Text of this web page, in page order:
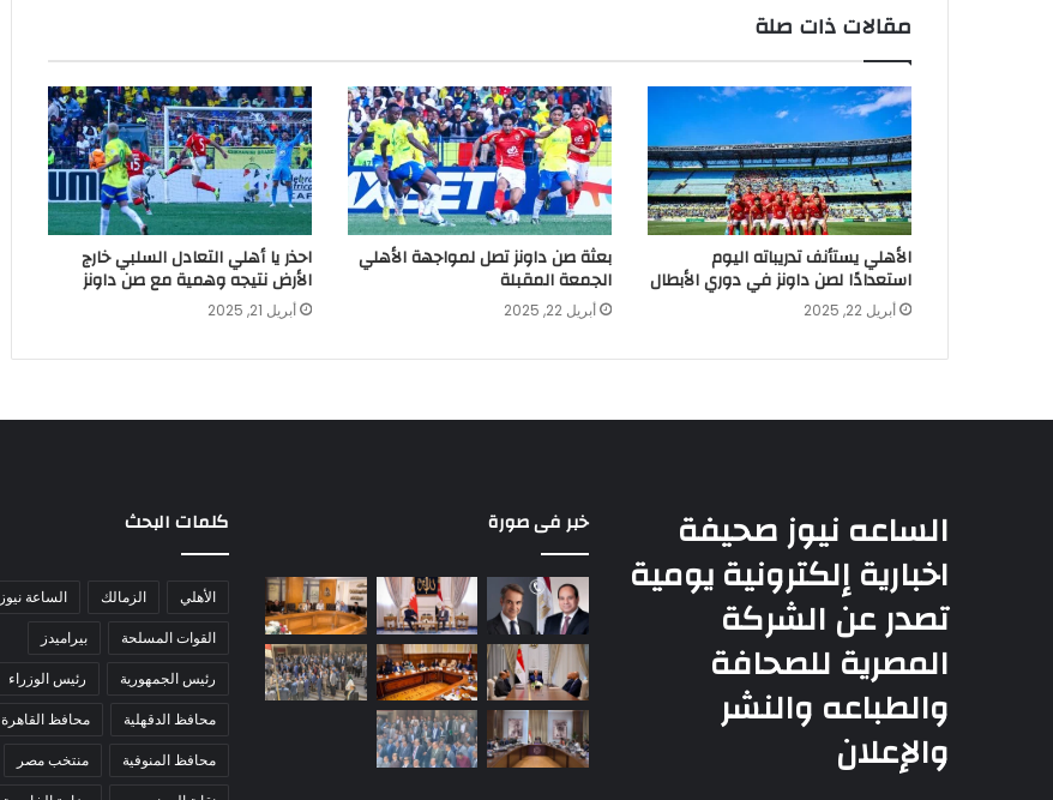
مقالات ذات صلة
الأهلي يستأنف تدريباته اليوم
استعدادًا لصن داونز في دوري الأبطال
أبريل 22, 2025
بعثة صن داونز تصل لمواجهة الأهلي
الجمعة المقبلة
أبريل 22, 2025
احذر يا أهلي التعادل السلبي خارج
الأرض نتيجه وهمية مع صن داونز
أبريل 21, 2025
الساعه نيوز صحيفة
اخبارية إلكترونية يومية
تصدر عن الشركة
المصرية للصحافة
والطباعه والنشر
والإعلان
خبر فى صورة كلمات البحث
الأهلي الزمالك
الساعة نيوز
القوات المسلحة
بيراميدز
رئيس الجمهورية
رئيس الوزراء
محافظ الدقهلية
محافظ القاهرة
محافظ المنوفية
منتخب مصر